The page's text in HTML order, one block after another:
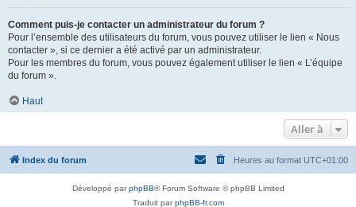
Comment puis-je contacter un administrateur du forum ?
Pour l’ensemble des utilisateurs du forum, vous pouvez utiliser le lien « Nous
contacter », si ce dernier a été activé par un administrateur.
Pour les membres du forum, vous pouvez également utiliser le lien « L’équipe
du forum ».
Haut
Aller à
Index du forum Heures au format UTC+01:00
Développé parphpBB® Forum Software © phpBB Limited
Traduit parphpBB-fr.com